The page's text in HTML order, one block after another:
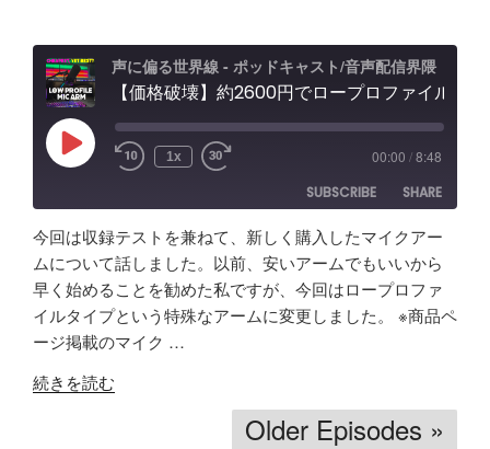
ユ
ー
ス
ー
か
っ
た
「マ
り
安
い
イ
ホ
ア
プ
リ
効
で
リ
ア
ル
イ
声に偏る世界線 - ポッドキャスト/音声配信界隈
Play
Episode 1x 00:00 /8:48
SUBSCRIBE
SHARE
Amazon
Apple Podcasts
RSS
Spotify
RSS FEED
SHARE
LINK
EMBED
今回は収録テストを兼ねて、新しく購入したマイクアー
ムについて話しました。以前、安いアームでもいいから
早く始めることを勧めた私ですが、今回はロープロファ
イルタイプという特殊なアームに変更しました。 ※商品ペ
ージ掲載のマイク …
"【価
続きを読む
Older Episodes »